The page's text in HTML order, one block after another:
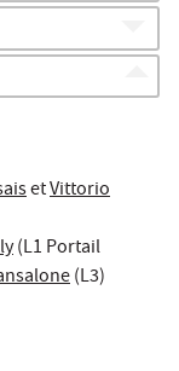
etVittorio
(L1 Portail
(L3)